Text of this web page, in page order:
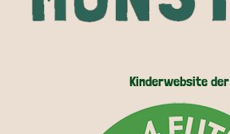
Kinderwebsite der